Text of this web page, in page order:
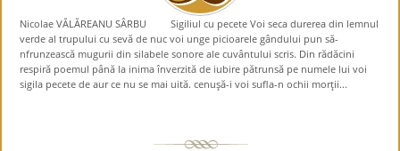
Nicolae VĂLĂREANU SÂRBU Sigiliul cu pecete Voi seca durerea din lemnul
verde al trupului cu sevă de nuc voi unge picioarele gândului pun să-
nfrunzească mugurii din silabele sonore ale cuvântului scris. Din rădăcini
respiră poemul până la inima înverzită de iubire pătrunsă pe numele lui voi
sigila pecete de aur ce nu se mai uită. cenuşă-i voi sufla-n ochii morţii...